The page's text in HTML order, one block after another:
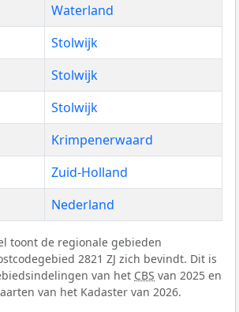
Waterland
Stolwijk
Stolwijk
Stolwijk
Krimpenerwaard
Zuid-Holland
Nederland
toont de regionale gebieden
2821 ZJ zich bevindt. Dit is
van het CBS van 2025 en
van het Kadaster van 2026.